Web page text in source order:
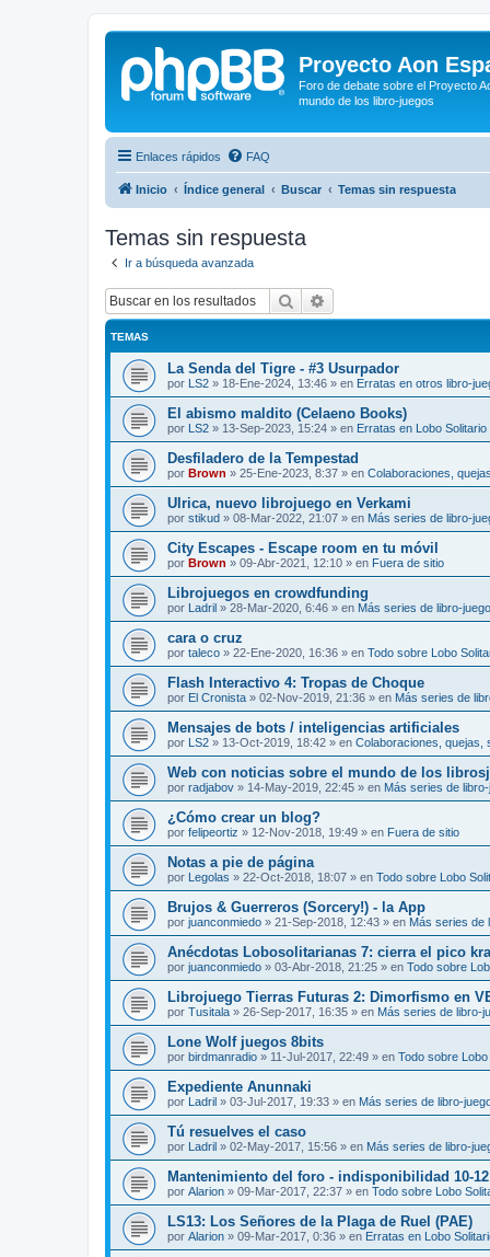
Proyecto Aon
Foro de debate sobre el Proyecto
mundo de los libro-juegos
Enlaces rápidos FAQ
Inicio Índice general Buscar Temas sin respuesta
Temas sin respuesta
Ir a búsqueda avanzada
Buscar
TEMAS
La Senda del Tigre - #3 Usurpador
por LS2 » 18-Ene-2024, 13:46 » en Erratas en otros libro-
El abismo maldito (Celaeno Books)
por LS2 » 13-Sep-2023, 15:24 » en Erratas en Lobo Solitario
Desfiladero de la Tempestad
por Brown » 25-Ene-2023, 8:37 » en Colaboraciones,
Ulrica, nuevo librojuego en Verkami
por stikud » 08-Mar-2022, 21:07 » en Más series de libro-
City Escapes - Escape room en tu móvil
por Brown » 09-Abr-2021, 12:10 » en Fuera de sitio
Librojuegos en crowdfunding
por Ladril » 28-Mar-2020, 6:46 » en Más series de libro-
cara o cruz
por taleco » 22-Ene-2020, 16:36 » en Todo sobre Lobo
Flash Interactivo 4: Tropas de Choque
por El Cronista » 02-Nov-2019, 21:36 » en Más series de
Mensajes de bots / inteligencias artificiales
por LS2 » 13-Oct-2019, 18:42 » en Colaboraciones, quejas,
Web con noticias sobre el mundo de los
por radjabov » 14-May-2019, 22:45 » en Más series de
¿Cómo crear un blog?
por felipeortiz » 12-Nov-2018, 19:49 » en Fuera de sitio
Notas a pie de página
por Legolas » 22-Oct-2018, 18:07 » en Todo sobre Lobo
Brujos & Guerreros (Sorcery!) - la App
por juanconmiedo » 21-Sep-2018, 12:43 » en Más series de
Anécdotas Lobosolitarianas 7: cierra el pico
por juanconmiedo » 03-Abr-2018, 21:25 » en Todo sobre
Librojuego Tierras Futuras 2: Dimorfismo en
por Tusitala » 26-Sep-2017, 16:35 » en Más series de libro-
Lone Wolf juegos 8bits
por birdmanradio » 11-Jul-2017, 22:49 » en Todo sobre Lobo
Expediente Anunnaki
por Ladril » 03-Jul-2017, 19:33 » en Más series de libro-
Tú resuelves el caso
por Ladril » 02-May-2017, 15:56 » en Más series de libro-
Mantenimiento del foro - indisponibilidad 10-
por Alarion » 09-Mar-2017, 22:37 » en Todo sobre Lobo
LS13: Los Señores de la Plaga de Ruel (PAE)
por Alarion » 09-Mar-2017, 0:36 » en Erratas en Lobo